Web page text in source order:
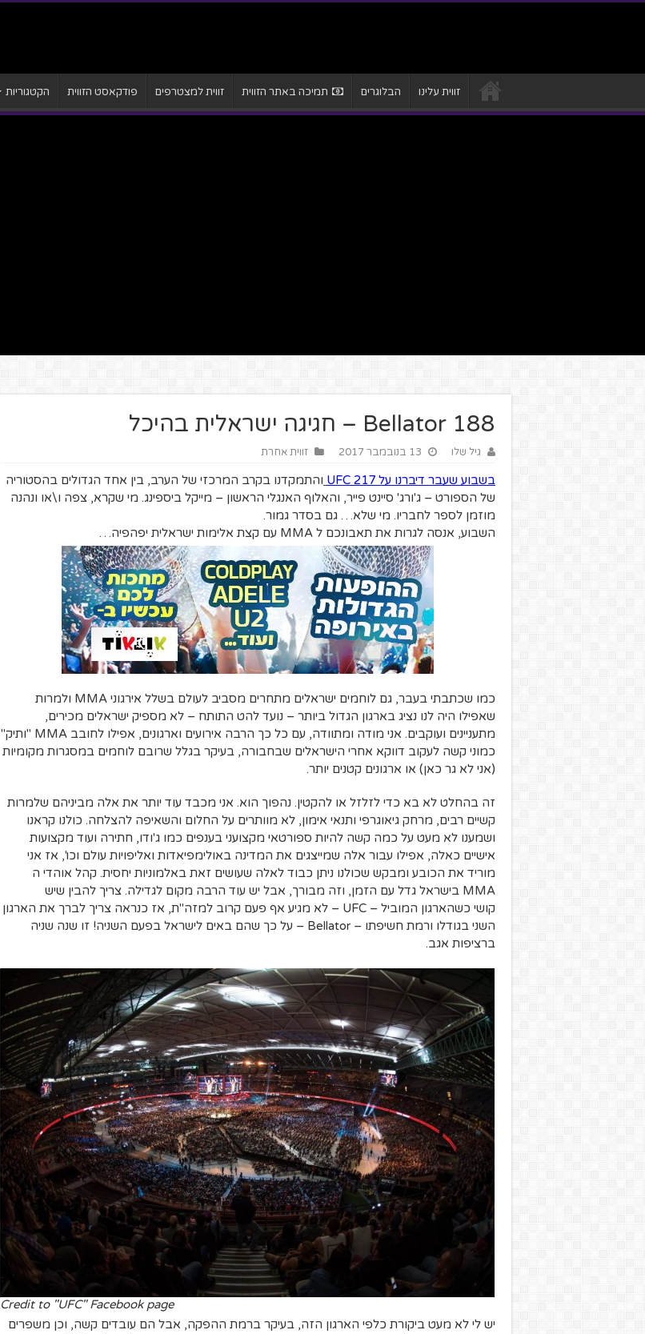
זווית עלינו הבלוגרים תמיכה באתר הזווית זווית למצטרפים פודקאסט הזווית הקטגוריות
Bellator 188 – חגיגה ישראלית בהיכל
גיל שלו 13 בנובמבר 2017 זווית אחרת
בשבוע שעבר דיברנו על UFC 217
והתמקדנו בקרב המרכזי של הערב, בין אחד הגדולים בהסטוריה
של הספורט – ג'ורג' סיינט פייר, והאלוף האנגלי הראשון – מייקל ביספינג. מי שקרא, צפה ו\או ונהנה
מוזמן לספר לחבריו. מי שלא… גם בסדר גמור.
השבוע, אנסה לגרות את תאבונכם ל MMA עם קצת אלימות ישראלית יפהפיה…
כמו שכתבתי בעבר, גם לוחמים ישראלים מתחרים מסביב לעולם בשלל אירגוני MMA ולמרות
שאפילו היה לנו נציג בארגון הגדול ביותר – נועד להט התותח – לא מספיק ישראלים מכירים,
מתעניינים ועוקבים. אני מודה ומתוודה, עם כל כך הרבה אירועים וארגונים, אפילו לחובב MMA "ותיק"
כמוני קשה לעקוב דווקא אחרי הישראלים שבחבורה, בעיקר בגלל שרובם לוחמים במסגרות מקומיות
(אני לא גר כאן) או ארגונים קטנים יותר.
זה בהחלט לא בא כדי לזלזל או להקטין. נהפוך הוא. אני מכבד עוד יותר את אלה מביניהם שלמרות
קשיים רבים, מרחק גיאוגרפי ותנאי אימון, לא מוותרים על החלום והשאיפה להצלחה. כולנו קראנו
ושמענו לא מעט על כמה קשה להיות ספורטאי מקצועני בענפים כמו ג'ודו, חתירה ועוד מקצועות
אישיים כאלה, אפילו עבור אלה שמייצגים את המדינה באולימפיאדות ואליפויות עולם וכו', אז אני
מוריד את הכובע ומבקש שכולנו ניתן כבוד לאלה שעושים זאת באלמוניות יחסית. קהל אוהדי ה
MMA בישראל גדל עם הזמן, וזה מבורך, אבל יש עוד הרבה מקום לגדילה. צריך להבין שיש
קושי כשהארגון המוביל – UFC – לא מגיע אף פעם קרוב למזה"ת, אז כנראה צריך לברך את הארגון
השני בגודלו ורמת חשיפתו – Bellator – על כך שהם באים לישראל בפעם השניה! זו שנה שניה
ברציפות אגב.
Credit to "UFC" Facebook page
יש לי לא מעט ביקורת כלפי הארגון הזה, בעיקר ברמת ההפקה, אבל הם עובדים קשה, וכן משפרים